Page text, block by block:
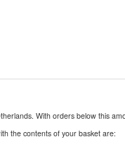
With orders below this
the contents of your basket are: